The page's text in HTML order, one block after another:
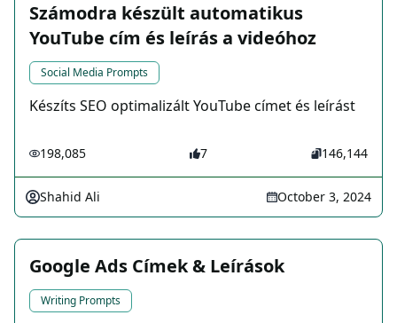
Számodra készült automatikus
YouTube cím és leírás a videóhoz
Social Media Prompts
Készíts SEO optimalizált YouTube címet és leírást
198,085 7 146,144
Shahid Ali October 3, 2024
Google Ads Címek & Leírások
Writing Prompts